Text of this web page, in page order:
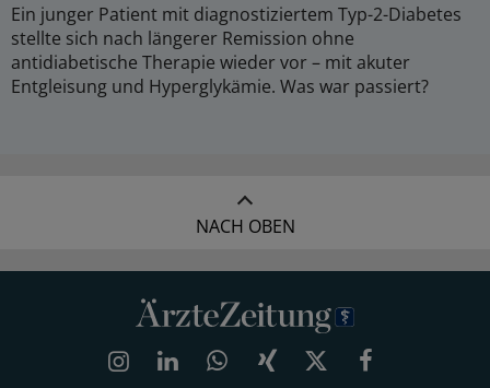
Ein junger Patient mit diagnostiziertem Typ-2-Diabetes
stellte sich nach längerer Remission ohne
antidiabetische Therapie wieder vor – mit akuter
Entgleisung und Hyperglykämie. Was war passiert?
NACH OBEN